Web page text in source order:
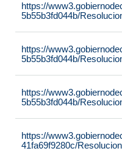
https://
5b55b3fd044b/
https://
5b55b3fd044b/
https://
5b55b3fd044b/
https://
41fa69f9280c/